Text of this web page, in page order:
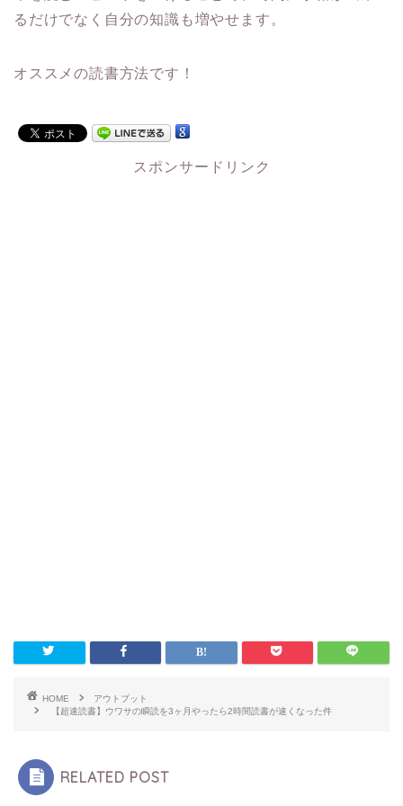
るだけでなく自分の知識も増やせます。
オススメの読書方法です！
スポンサードリンク
HOME
アウトプット
【超速読書】ウワサの瞬読を3ヶ月やったら2時間読書が速くなった件
RELATED POST